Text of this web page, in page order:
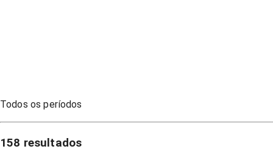
Todos os períodos
158 resultados